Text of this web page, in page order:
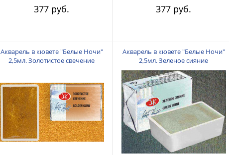
377 руб. 377 руб.
Акварель в кювете "Белые Ночи"
2,5мл. Золотистое свечение
Акварель в кювете "Белые Ночи"
2,5мл. Зеленое сияние